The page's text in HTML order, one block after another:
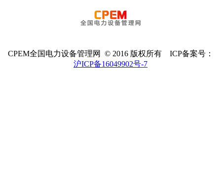
CPEM全国电力设备管理网 © 2016 版权所有 ICP备案号：
沪ICP备16049902号-7